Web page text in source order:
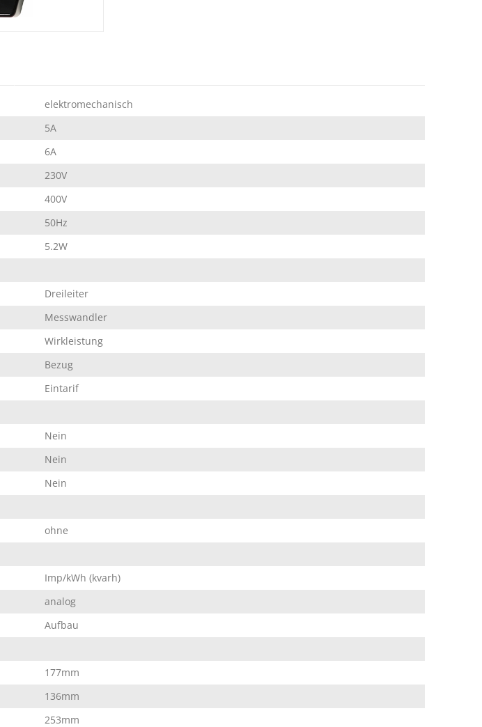
elektromechanisch
5A
6A
230V
400V
50Hz
5.2W
Dreileiter
Messwandler
Wirkleistung
Bezug
Eintarif
Nein
Nein
Nein
ohne
Imp/kWh (kvarh)
analog
Aufbau
177mm
136mm
253mm